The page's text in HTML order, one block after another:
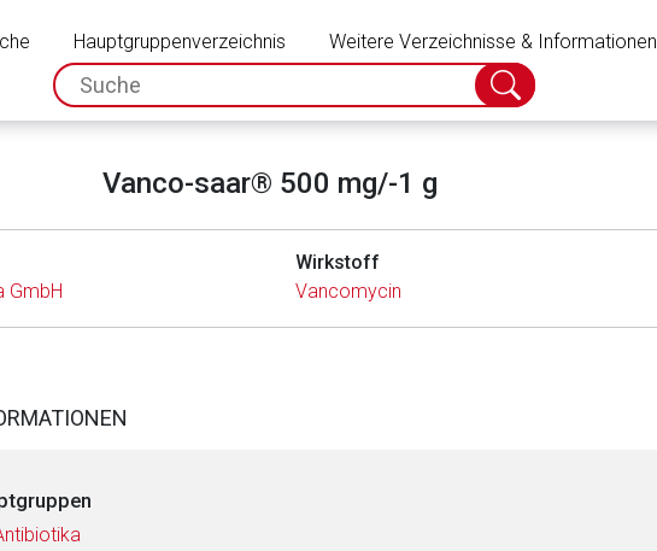
Hauptgruppenverzeichnis
Weitere Verzeichnisse & Informationen
spc.search.input.placeholder
Suche
abschicken
Vanco-saar® 500 mg/-1 g
GmbH
Wirkstoff
Vancomycin